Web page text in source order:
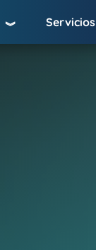
︾ Servicios